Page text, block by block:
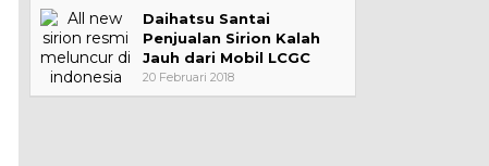
Daihatsu Santai
Penjualan Sirion Kalah
Jauh dari Mobil LCGC
20 Februari 2018